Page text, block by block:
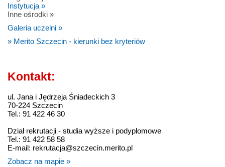
Instytucja »
Inne ośrodki »
Galeria uczelni »
» Merito Szczecin - kierunki bez kryteriów
Kontakt:
ul. Jana i Jędrzeja Śniadeckich 3
70-224 Szczecin
Tel.: 91 422 46 30
Dział rekrutacji - studia wyższe i podyplomowe
Tel.: 91 422 58 58
E-mail: rekrutacja@szczecin.merito.pl
Zobacz na mapie »